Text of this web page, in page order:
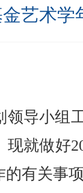
艺术
导小组
就做好
有关事